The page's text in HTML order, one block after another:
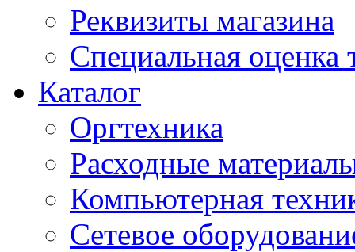
Реквизиты магазина
Специальная оценка
Каталог
Оргтехника
Расходные
Компьютерная
Сетевое